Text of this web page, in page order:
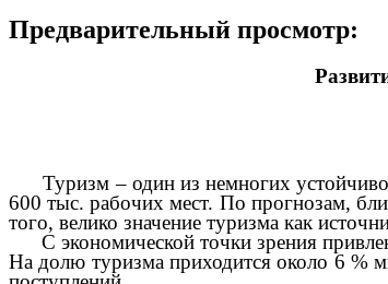
Предварительный просмотр:
Туризм – один из немногих устойчиво
600 тыс. рабочих мест. По прогнозам,
того, велико значение туризма как
С экономической точки зрения
На долю туризма приходится около 6 %